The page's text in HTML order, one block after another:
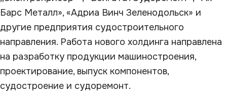
Барс Металл», «Адриа Винч Зеленодольск» и
другие предприятия судостроительного
направления. Работа нового холдинга направлена
на разработку продукции машиностроения,
проектирование, выпуск компонентов,
судостроение и судоремонт.